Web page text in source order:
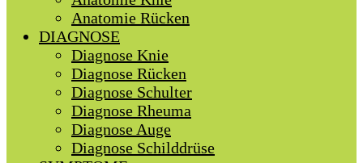
Anatomie Rücken
DIAGNOSE
Diagnose Knie
Diagnose Rücken
Diagnose Schulter
Diagnose Rheuma
Diagnose Auge
Diagnose Schilddrüse